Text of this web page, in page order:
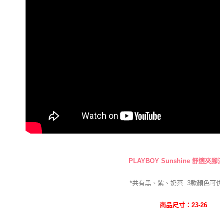
PLAYBOY Sunshine 舒適夾腳
*共有黑、紫、奶茶 3款顏色可
商品尺寸：23-26